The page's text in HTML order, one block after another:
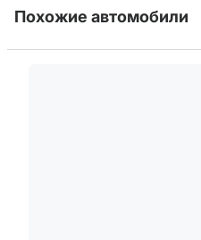
Похожие автомобили